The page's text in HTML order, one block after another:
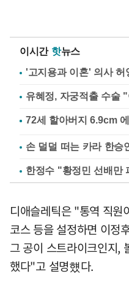
이시간 핫뉴스
'고지용과 이혼' 의사 허
유혜정, 자궁적출 수술
손 덜덜 떠는 카라 한승
한정수 "황정민 선배만
디애슬레틱은 "통역 직원
코스 등을 설정하면 이정
그 공이 스트라이크인지,
했다"고 설명헀다.